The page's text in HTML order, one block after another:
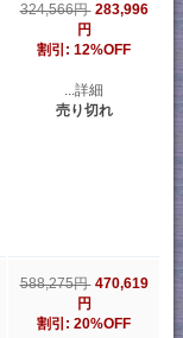
324,566円 283,996
円
割引: 12%OFF
...詳細
売り切れ
588,275円 470,619
円
割引: 20%OFF